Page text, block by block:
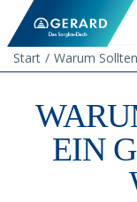
Start
Warum
EIN